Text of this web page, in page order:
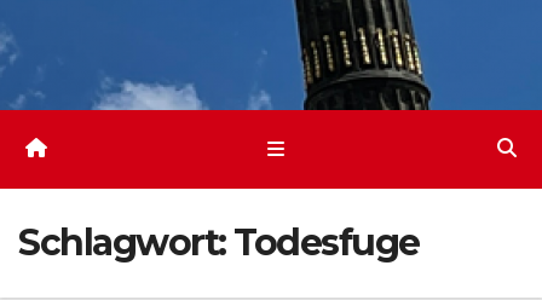
Schlagwort:Todesfuge